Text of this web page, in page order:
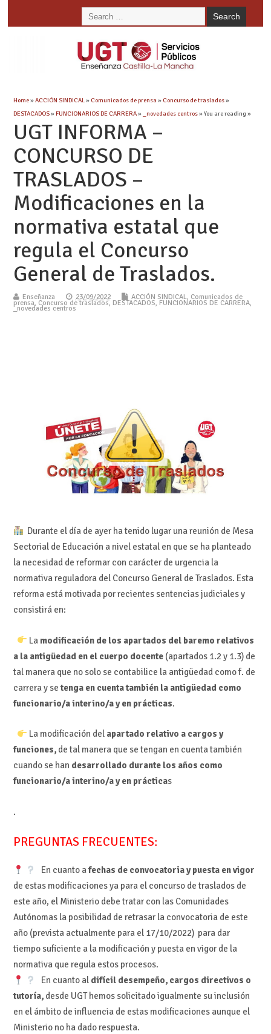
Home»ACCIÓN SINDICAL» Comunicados de prensa » Concurso de traslados»
DESTACADOS»FUNCIONARIOS DE CARRERA» _novedades centros» You are reading »
UGT INFORMA –
CONCURSO DE
TRASLADOS –
Modificaciones en la
normativa estatal que
regula el Concurso
General de Traslados.
Enseñanza 23/09/2022 ACCIÓN SINDICAL, Comunicados de
prensa, Concurso de traslados, DESTACADOS, FUNCIONARIOS DE CARRERA,
_novedades centros
Durante el día de ayer ha tenido lugar una reunión de Mesa
Sectorial de Educación a nivel estatal en que se ha planteado
la necesidad de reformar con carácter de urgencia la
normativa reguladora del Concurso General de Traslados. Esta
reforma está motivada por recientes sentencias judiciales y
consistirá en:
La modificación de los apartados del baremo relativos
a la antigüedad en el cuerpo docente(apartados 1.2 y 1.3) de
tal manera que no solo se contabilice la antigüedad como f. de
carrera y setenga en cuenta también la antigüedad como
funcionario/a interino/a y en prácticas.
La modificación del apartado relativo a cargos y
funciones,de tal manera que se tengan en cuenta también
cuando se han desarrollado durante los años como
funcionario/a interino/a y en prácticas
.
PREGUNTAS FRECUENTES:
En cuanto afechas de convocatoria y puesta en vigor
de estas modificaciones ya para el concurso de traslados de
este año, el Ministerio debe tratar con las Comunidades
Autónomas la posibilidad de retrasar la convocatoria de este
año (prevista actualmente para el 17/10/2022) para dar
tiempo suficiente a la modificación y puesta en vigor de la
normativa que regula estos procesos.
En cuanto al difícil desempeño, cargos directivos o
tutoría,desde UGT hemos solicitado igualmente su inclusión
en el ámbito de influencia de estas modificaciones aunque el
Ministerio no ha dado respuesta.